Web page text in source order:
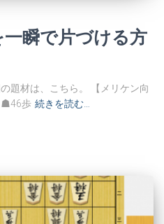
瞬で片づける方
題材は、こちら。 【メリケン向
☗46歩 続きを読む…